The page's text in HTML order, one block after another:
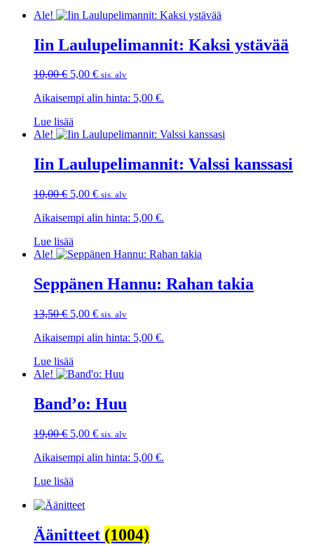
Ale!
Iin Laulupelimannit: Kaksi ystävää
10,00€ Alkuperäinen
oli:
5,00 €Nykyinen
on:
sis. alv
Aikaisempi alin hinta: 5,00 €.
Lue lisää
Ale!
Iin Laulupelimannit: Valssi kanssasi
10,00€ Alkuperäinen
oli:
5,00 €Nykyinen
on:
sis. alv
Aikaisempi alin hinta: 5,00 €.
Lue lisää
Ale!
Seppänen Hannu: Rahan takia
13,50€ Alkuperäinen
oli:
5,00 €Nykyinen
on:
sis. alv
Aikaisempi alin hinta: 5,00 €.
Lue lisää
Ale!
Band’o: Huu
19,00€ Alkuperäinen
oli:
5,00 €Nykyinen
on:
sis. alv
Aikaisempi alin hinta: 5,00 €.
Lue lisää
Äänitteet (1004)